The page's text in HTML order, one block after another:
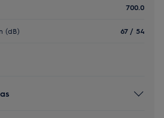
700.0
(dB) 67 / 54